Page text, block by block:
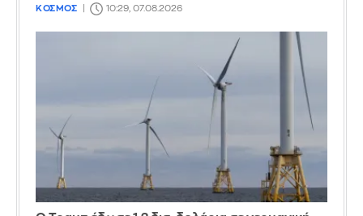
ΚΟΣΜΟΣ 10:29, 07.08.2026